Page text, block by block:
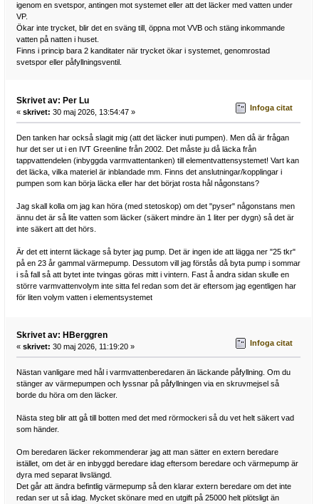
igenom en svetspor, antingen mot systemet eller att det läcker med vatten under
VP.
Ökar inte trycket, blir det en sväng till, öppna mot VVB och stäng inkommande
vatten på natten i huset.
Finns i princip bara 2 kanditater när trycket ökar i systemet, genomrostad
svetspor eller påfyllningsventil.
Skrivet av: Per Lu
« skrivet: 30 maj 2026, 13:54:47 » Infoga citat
Den tanken har också slagit mig (att det läcker inuti pumpen). Men då är frågan
hur det ser ut i en IVT Greenline från 2002. Det måste ju då läcka från
tappvattendelen (inbyggda varmvattentanken) till elementvattensystemet! Vart kan
det läcka, vilka materiel är inblandade mm. Finns det anslutningar/kopplingar i
pumpen som kan börja läcka eller har det börjat rosta hål någonstans?
Jag skall kolla om jag kan höra (med stetoskop) om det "pyser" någonstans men
ännu det är så lite vatten som läcker (säkert mindre än 1 liter per dygn) så det är
inte säkert att det hörs.
Är det ett internt läckage så byter jag pump. Det är ingen ide att lägga ner "25 tkr"
på en 23 år gammal värmepump. Dessutom vill jag förstås då byta pump i sommar
i så fall så att bytet inte tvingas göras mitt i vintern. Fast å andra sidan skulle en
större varmvattenvolym inte sitta fel redan som det är eftersom jag egentligen har
för liten volym vatten i elementsystemet
Skrivet av: HBerggren
« skrivet: 30 maj 2026, 11:19:20 » Infoga citat
Nästan vanligare med hål i varmvattenberedaren än läckande påfyllning. Om du
stänger av värmepumpen och lyssnar på påfyllningen via en skruvmejsel så
borde du höra om den läcker.
Nästa steg blir att gå till botten med det med rörmockeri så du vet helt säkert vad
som händer.
Om beredaren läcker rekommenderar jag att man sätter en extern beredare
istället, om det är en inbyggd beredare idag eftersom beredare och värmepump är
dyra med separat livslängd.
Det går att ändra befintlig värmepump så den klarar extern beredare om det inte
redan ser ut så idag. Mycket skönare med en utgift på 25000 helt plötsligt än